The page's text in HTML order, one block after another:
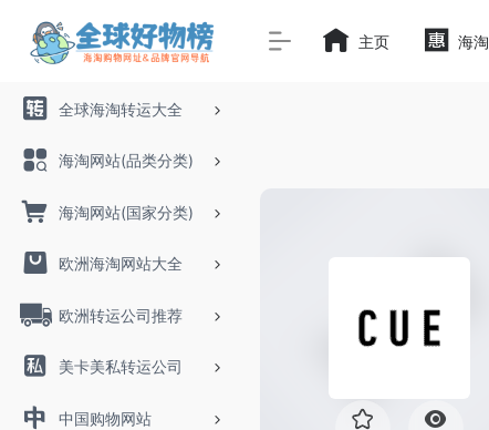
全球海淘转运大全
海淘网站(品类分类)
海淘网站(国家分类)
欧洲海淘网站大全
欧洲转运公司推荐
美卡美私转运公司
中国购物网站
主页 海